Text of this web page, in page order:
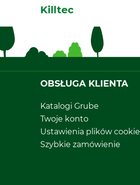
Killtec
OBSŁUGA KLIENTA
Katalogi Grube
Twoje konto
Ustawienia plików cookie
Szybkie zamówienie